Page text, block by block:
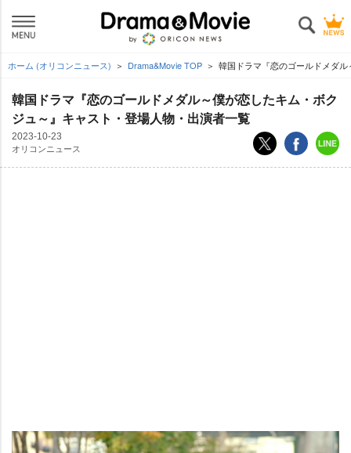
ホーム (オリコンニュース) Drama&Movie TOP 韓国ドラマ『恋のゴールドメダ
韓国ドラマ『恋のゴールドメダル～僕が恋したキム・ボク
ジュ～』キャスト・登場人物・出演者一覧
2023-10-23
オリコンニュース